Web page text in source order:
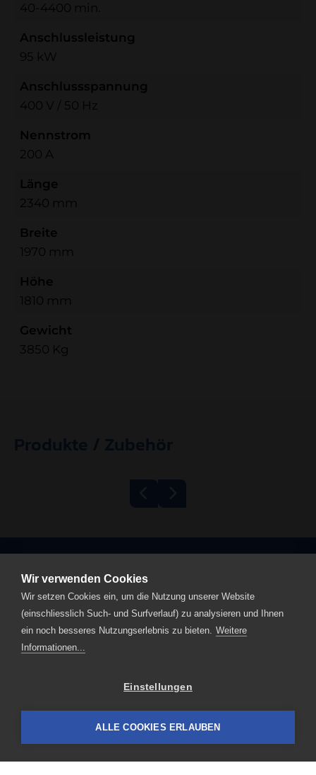
Wir verwenden Cookies
Wir setzen Cookies ein, um die Nutzung unserer Website
(einschliesslich Such- und Surfverlauf) zu analysieren und Ihnen
ein noch besseres Nutzungserlebnis zu bieten. Weitere
Informationen...
Einstellungen
ALLE COOKIES ERLAUBEN
40-4400 min.
Anschlussleistung
95 kW
Anschlussspannung
400 V / 50 Hz
Nennstrom
200 A
Länge
2340 mm
Breite
1970 mm
Höhe
1810 mm
Gewicht
3850 Kg
Bandgrill
Elektro
Fleischwolf Kolbe
Josef Koch AG
Werkstrasse 6
CH-6102 Malters
Kontakt